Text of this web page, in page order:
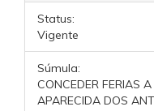
Status:
Vigente
Súmula:
CONCEDER FERIAS
APARECIDA DOS